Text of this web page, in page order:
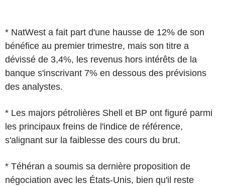
* NatWest a fait part d'une hausse de 12% de son
bénéfice au premier trimestre, mais son titre a
dévissé de 3,4%, les revenus hors intérêts de la
banque s'inscrivant 7% en dessous des prévisions
des analystes.
* Les majors pétrolières Shell et BP ont figuré parmi
les principaux freins de l'indice de référence,
s'alignant sur la faiblesse des cours du brut.
* Téhéran a soumis sa dernière proposition de
négociation avec les États-Unis, bien qu'il reste